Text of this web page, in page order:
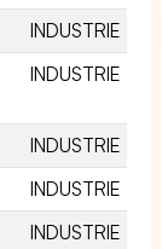
INDUSTRIE
INDUSTRIE
INDUSTRIE
INDUSTRIE
INDUSTRIE